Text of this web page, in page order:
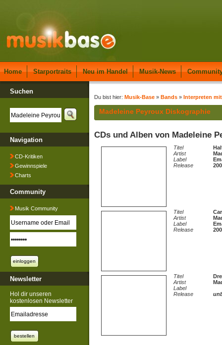
Home Starportraits Neu im Handel Musik-News
Suchen
Navigation
CD-Kritiken
Gewinnspiele
Charts
Community
Musik Community
Newsletter
Hol dir unseren
kostenlosen Newsletter
Du bist hier: Musik-Base » Bands » Interpreten
Madeleine Peyroux Diskographie
CDs und Alben von Madeleine
Titel
Artist
Label
Release
Titel
Artist
Label
Release
Titel
Artist
Label
Release